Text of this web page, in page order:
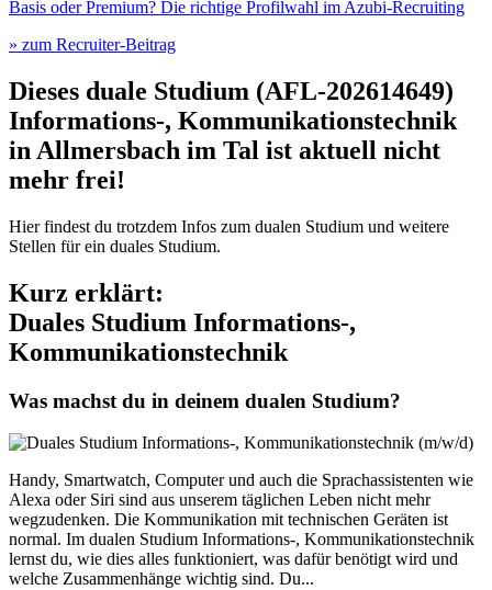
Basis oder Premium? Die richtige Profilwahl im Azubi-Recruiting
» zum Recruiter-Beitrag
Dieses duale Studium (AFL-202614649)
Informations-, Kommunikationstechnik
in Allmersbach im Tal ist aktuell nicht
mehr frei!
Hier findest du trotzdem Infos zum dualen Studium und weitere
Stellen für ein duales Studium.
Kurz erklärt:
Duales Studium Informations-,
Kommunikationstechnik
Was machst du in deinem dualen Studium?
Handy, Smartwatch, Computer und auch die Sprachassistenten wie
Alexa oder Siri sind aus unserem täglichen Leben nicht mehr
wegzudenken. Die Kommunikation mit technischen Geräten ist
normal. Im dualen Studium Informations-, Kommunikationstechnik
lernst du, wie dies alles funktioniert, was dafür benötigt wird und
welche Zusammenhänge wichtig sind. Du...